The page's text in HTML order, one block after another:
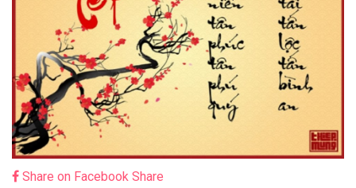
Share on Facebook Share